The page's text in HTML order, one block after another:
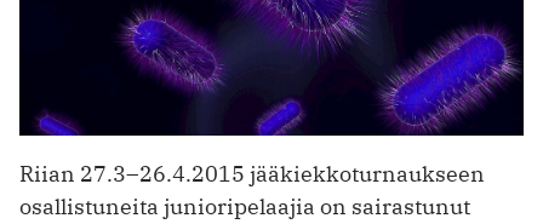
Riian 27.3–26.4.2015 jääkiekkoturnaukseen
osallistuneita junioripelaajia on sairastunut